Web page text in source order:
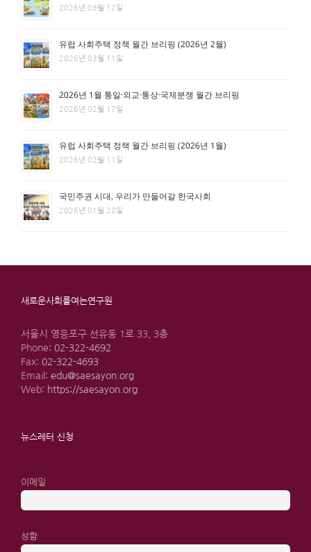
2026년 03월 12일
유럽 사회주택 정책 월간 브리핑 (2026년 2월)
2026년 03월 11일
2026년 1월 통일·외교·통상·국제분쟁 월간 브리핑
2026년 02월 17일
유럽 사회주택 정책 월간 브리핑 (2026년 1월)
2026년 02월 11일
국민주권 시대, 우리가 만들어갈 한국사회
2026년 01월 28일
새로운사회를여는연구원
서울시 영등포구 선유동 1로 33, 3층
Phone: 02-322-4692
Fax: 02-322-4693
Email: edu@saesayon.org
Web: https://saesayon.org
뉴스레터 신청
이메일
성함